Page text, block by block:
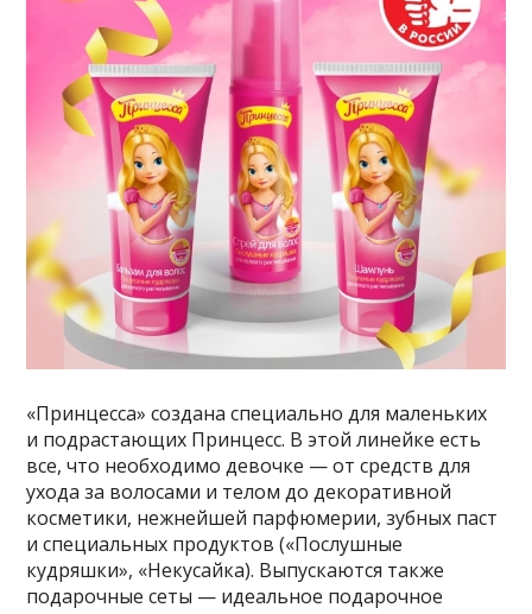
«Принцесса» создана специально для маленьких
и подрастающих Принцесс. В этой линейке есть
все, что необходимо девочке — от средств для
ухода за волосами и телом до декоративной
косметики, нежнейшей парфюмерии, зубных паст
и специальных продуктов («Послушные
кудряшки», «Некусайка). Выпускаются также
подарочные сеты — идеальное подарочное